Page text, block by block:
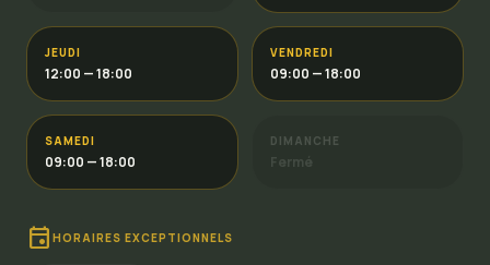
JEUDI
12:00 — 18:00
VENDREDI
09:00 — 18:00
SAMEDI
09:00 — 18:00
DIMANCHE
Fermé
event HORAIRES EXCEPTIONNELS